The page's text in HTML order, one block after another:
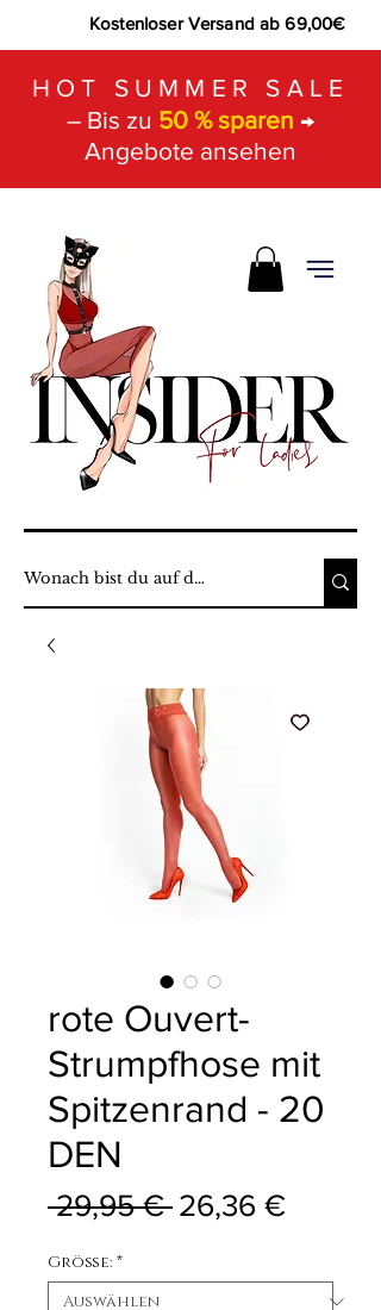
Kostenloser Versand ab 69,00€
HOT SUMMER SALE
– Bis zu 50 % sparen →
Angebote ansehen
rote Ouvert-
Strumpfhose mit
Spitzenrand - 20
DEN
29,95 € Standardpreis
26,36 €Sale-
Größe: *